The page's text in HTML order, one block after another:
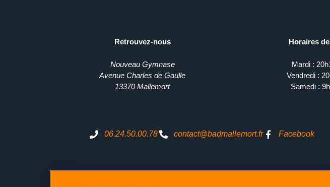
Retrouvez-nous
Nouveau Gymnase
Avenue Charles de Gaulle
13370 Mallemort
Horaires
Mardi :
Vendredi :
Samedi :
06.24.50.00.78 contact@badmallemort.fr Facebook